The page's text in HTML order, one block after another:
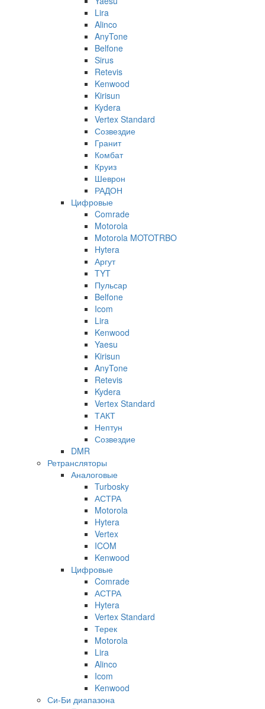
Lira
Alinco
AnyTone
Belfone
Sirus
Retevis
Kenwood
Kirisun
Kydera
Vertex Standard
Созвездие
Гранит
Комбат
Круиз
Шеврон
РАДОН
Цифровые
Comrade
Motorola
Motorola MOTOTRBO
Hytera
Аргут
TYT
Пульсар
Belfone
Icom
Lira
Kenwood
Yaesu
Kirisun
AnyTone
Retevis
Kydera
Vertex Standard
ТАКТ
Нептун
Созвездие
DMR
Ретрансляторы
Аналоговые
Turbosky
АСТРА
Motorola
Hytera
Vertex
ICOM
Kenwood
Цифровые
Comrade
АСТРА
Hytera
Vertex Standard
Терек
Motorola
Lira
Alinco
Icom
Kenwood
Си-Би диапазона